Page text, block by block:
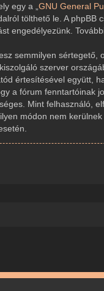
egy a „GNU General
tölthető le. A phpBB
engedélyezünk.
semmilyen
szerver
értesítésével együtt,
a fórum fenntartóinak
Mint felhasználó,
módon nem